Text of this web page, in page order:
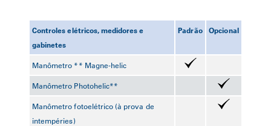
Controles elétricos, medidores e
gabinetes
Padrão Opcional
Manômetro ** Magne-helic
Manômetro Photohelic**
Manômetro fotoelétrico (à prova de
intempéries)